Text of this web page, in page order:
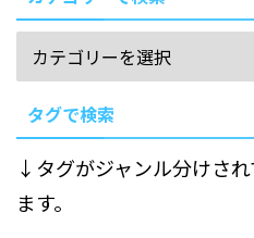
タグで検索
↓タグがジャンル分けさ
ます。